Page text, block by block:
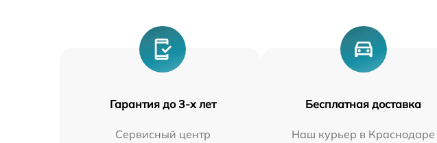
Гарантия до 3-х лет
Сервисный центр
Бесплатная доставка
Наш курьер в Краснодаре